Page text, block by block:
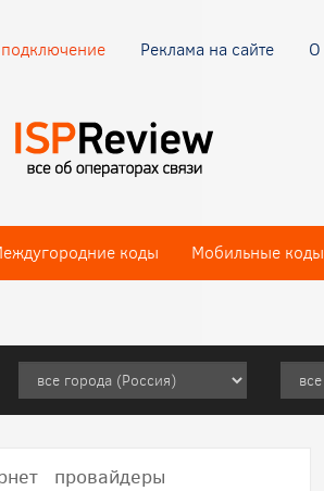
Реклама на сайте О
коды Мобильные коды
провайдеры